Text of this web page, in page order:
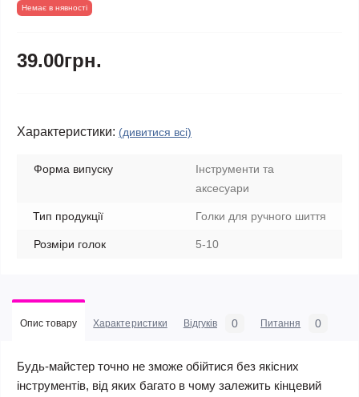
Немає в нявності
39.00грн.
Характеристики: (дивитися всі)
Форма випуску
Інструменти та
аксесуари
Тип продукції Голки для ручного шиття
Розміри голок 5-10
Опис товару Характеристики Відгуків 0 Питання 0
Будь-майстер точно не зможе обійтися без якісних
інструментів, від яких багато в чому залежить кінцевий